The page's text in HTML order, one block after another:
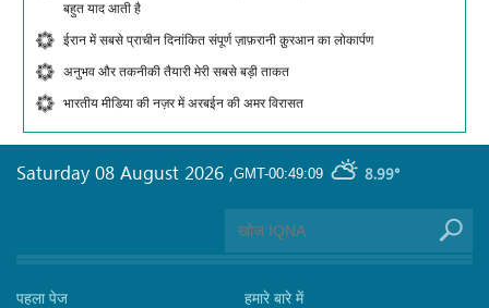
बहुत याद आती है
ईरान में सबसे प्राचीन दिनांकित संपूर्ण ज़ाफ़रानी क़ुरआन का लोकार्पण
अनुभव और तकनीकी तैयारी मेरी सबसे बड़ी ताकत
भारतीय मीडिया की नज़र में अरबईन की अमर विरासत
GMT-00:49:09 8.99°
Saturday 08 August 2026 ,
पहला पेज हमारे बारे में